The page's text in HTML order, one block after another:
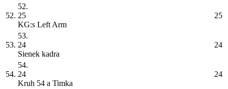
52.
52.
25
KG:s Left Arm
25
53.
53.
24
Sienek kadra
24
54.
54.
24
Kruh 54 a Timka
24